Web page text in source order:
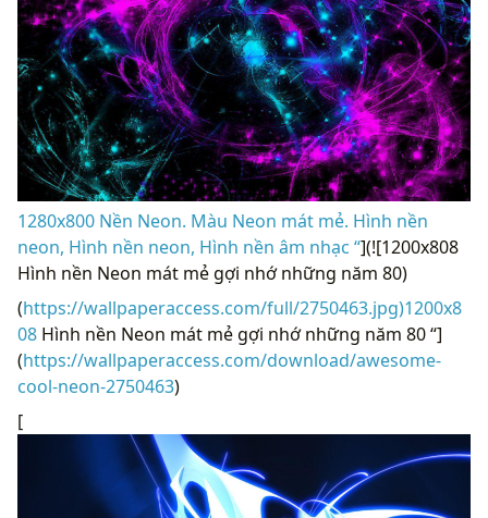
1280x800 Nền Neon. Màu Neon mát mẻ. Hình nền
neon, Hình nền neon, Hình nền âm nhạc “](![1200x808
Hình nền Neon mát mẻ gợi nhớ những năm 80)
(https://wallpaperaccess.com/full/2750463.jpg)1200x8
08 Hình nền Neon mát mẻ gợi nhớ những năm 80 “]
(https://wallpaperaccess.com/download/awesome-
cool-neon-2750463)
[